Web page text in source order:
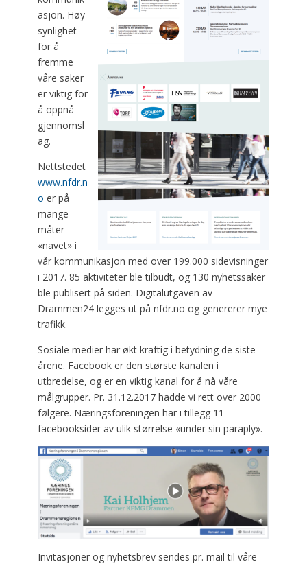
asjon. Høy
synlighet
for å
fremme
våre saker
er viktig for
å oppnå
gjennomsl
ag.
Nettstedet
www.nfdr.n
o er på
mange
måter
«navet» i
vår kommunikasjon med over 199.000 sidevisninger
i 2017. 85 aktiviteter ble tilbudt, og 130 nyhetssaker
ble publisert på siden. Digitalutgaven av
Drammen24 legges ut på nfdr.no og genererer mye
trafikk.
Sosiale medier har økt kraftig i betydning de siste
årene. Facebook er den største kanalen i
utbredelse, og er en viktig kanal for å nå våre
målgrupper. Pr. 31.12.2017 hadde vi rett over 2000
følgere. Næringsforeningen har i tillegg 11
facebooksider av ulik størrelse «under sin paraply».
Invitasjoner og nyhetsbrev sendes pr. mail til våre